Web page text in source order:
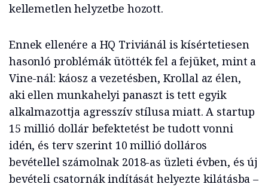
kellemetlen helyzetbe hozott.
Ennek ellenére a HQ Triviánál is kísértetiesen
hasonló problémák ütötték fel a fejüket, mint a
Vine-nál: káosz a vezetésben, Krollal az élen,
aki ellen munkahelyi panaszt is tett egyik
alkalmazottja agresszív stílusa miatt. A startup
15 millió dollár befektetést be tudott vonni
idén, és terv szerint 10 millió dolláros
bevétellel számolnak 2018-as üzleti évben, és új
bevételi csatornák indítását helyezte kilátásba –